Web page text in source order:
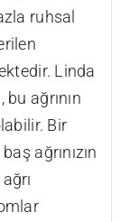
ruhsal
Linda
bu ağrının
Bir
ağrınızın